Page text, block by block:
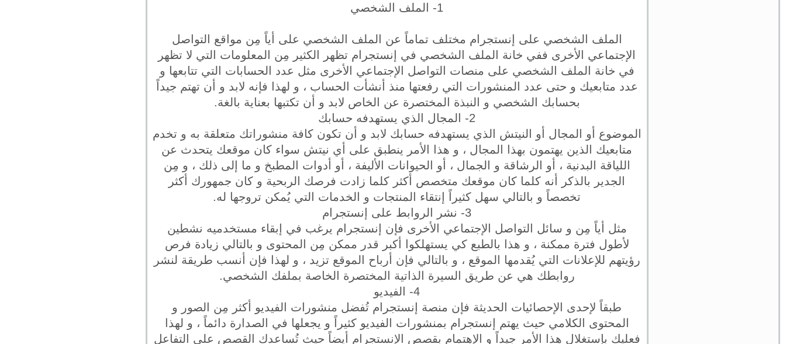
1- الملف الشخصي
الملف الشخصي على إنستجرام مختلف تماماً عن الملف الشخصي على أياً مِن مواقع التواصل
الإجتماعي الأخرى ففي خانة الملف الشخصي في إنستجرام تظهر الكثير مِن المعلومات التي لا تظهر
في خانة الملف الشخصي على منصات التواصل الإجتماعي الأخرى مثل عدد الحسابات التي تتابعها و
عدد متابعيك و حتى عدد المنشورات التي رفعتها منذ أنشأت الحساب ، و لهذا فإنه لابد و أن تهتم جيداً
بحسابك الشخصي و النبذة المختصرة عن الخاص لابد و أن تكتبها بعناية بالغة.
2- المجال الذي يستهدفه حسابك
الموضوع أو المجال أو النيتش الذي يستهدفه حسابك لابد و أن تكون كافة منشوراتك متعلقة به و تخدم
متابعيك الذين يهتمون بهذا المجال ، و هذا الأمر ينطبق على أي نيتش سواء كان موقعك يتحدث عن
اللياقة البدنية ، أو الرشاقة و الجمال ، أو الحيوانات الأليفة ، أو أدوات المطبخ و ما إلى ذلك ، و مِن
الجدير بالذكر أنه كلما كان موقعك متخصص أكثر كلما زادت فرصك الربحية و كان جمهورك أكثر
تخصصاً و بالتالي سهل كثيراً إنتقاء المنتجات و الخدمات التي يُمكن تروجها له.
3- نشر الروابط على إنستجرام
مثل أياً مِن و سائل التواصل الإجتماعي الأخرى فإن إنستجرام يرغب في إبقاء مستخدميه نشطين
لأطول فترة ممكنة ، و هذا بالطبع كي يستهلكوا أكبر قدر ممكن مِن المحتوى و بالتالي زيادة فرص
رؤيتهم للإعلانات التي يُقدمها الموقع ، و بالتالي فإن أرباح الموقع تزيد ، و لهذا فإن أنسب طريقة لنشر
روابطك هي عن طريق السيرة الذاتية المختصرة الخاصة بملفك الشخصي.
4- الفيديو
طبقاً لإحدى الإحصائيات الحديثة فإن منصة إنستجرام تُفضل منشورات الفيديو أكثر مِن الصور و
المحتوى الكلامي حيث يهتم إنستجرام بمنشورات الفيديو كثيراً و يجعلها في الصدارة دائماً ، و لهذا
فعليك بإستغلال هذا الأمر جيداً و الإهتمام بقصص الإنستجرام أيضاً حيث تُساعدك القصص على التفاعل